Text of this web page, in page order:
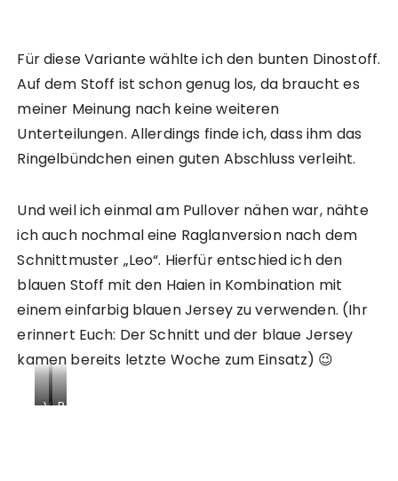
p
l
i
z
i
r
e
r
D
i
o
i
D
r
e
i
l
b
s
t
g
f
t
i
g
e
s
a
b
e
l
r
e
i
e
e
f
a
h
e
r
P
u
l
l
o
v
e
t
e
e
i
n
c
h
r
P
u
l
l
o
v
e
r
Für diese Variante wählte ich den bunten Dinostoff.
Auf dem Stoff ist schon genug los, da braucht es
meiner Meinung nach keine weiteren
Unterteilungen. Allerdings finde ich, dass ihm das
Ringelbündchen einen guten Abschluss verleiht.
Und weil ich einmal am Pullover nähen war, nähte
ich auch nochmal eine Raglanversion nach dem
Schnittmuster „Leo“. Hierfür entschied ich den
blauen Stoff mit den Haien in Kombination mit
einem einfarbig blauen Jersey zu verwenden. (Ihr
erinnert Euch: Der Schnitt und der blaue Jersey
kamen bereits letzte Woche zum Einsatz) 😉
V R